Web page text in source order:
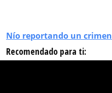
Nío reportando un crimen
Recomendado para ti: